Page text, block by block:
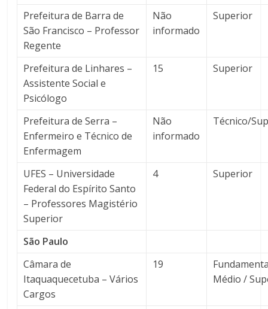
Prefeitura de Barra de
São Francisco – Professor
Regente
Não
informado
Superior
Prefeitura de Linhares –
Assistente Social e
Psicólogo
15 Superior
Prefeitura de Serra –
Enfermeiro e Técnico de
Enfermagem
Não
informado
Técnico/
UFES – Universidade
Federal do Espírito Santo
– Professores Magistério
Superior
4 Superior
São Paulo
Câmara de
Itaquaquecetuba – Vários
Cargos
19
Médio /